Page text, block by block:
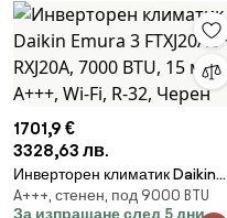
1701,9 €
3328,63 лв.
Инверторен климатик Daikin
Emura 3 FTXJ20AB + RXJ20A,
A+++, стенен, под 9000 BTU
За изпращане след 5 дни